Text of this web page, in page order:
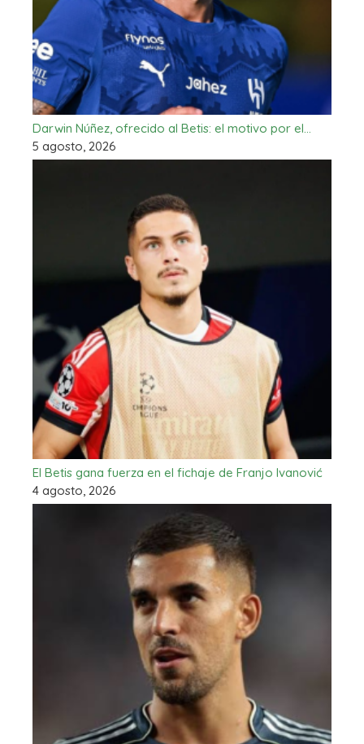
Darwin Núñez, ofrecido al Betis: el motivo por el…
5 agosto, 2026
El Betis gana fuerza en el fichaje de Franjo Ivanović
4 agosto, 2026